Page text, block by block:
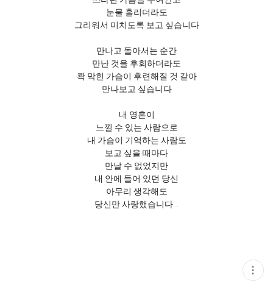
눈물 흘리더라도
그리워서 미치도록 보고 싶습니다
만나고 돌아서는 순간
만난 것을 후회하더라도
콱 막힌 가슴이 후련해질 것 같아
만나보고 싶습니다
내 영혼이
느낄 수 있는 사람으로
내 가슴이 기억하는 사람도
보고 싶을 때마다
만날 수 없었지만
내 안에 들어 있던 당신
아무리 생각해도
당신만 사랑했습니다. .
현
재